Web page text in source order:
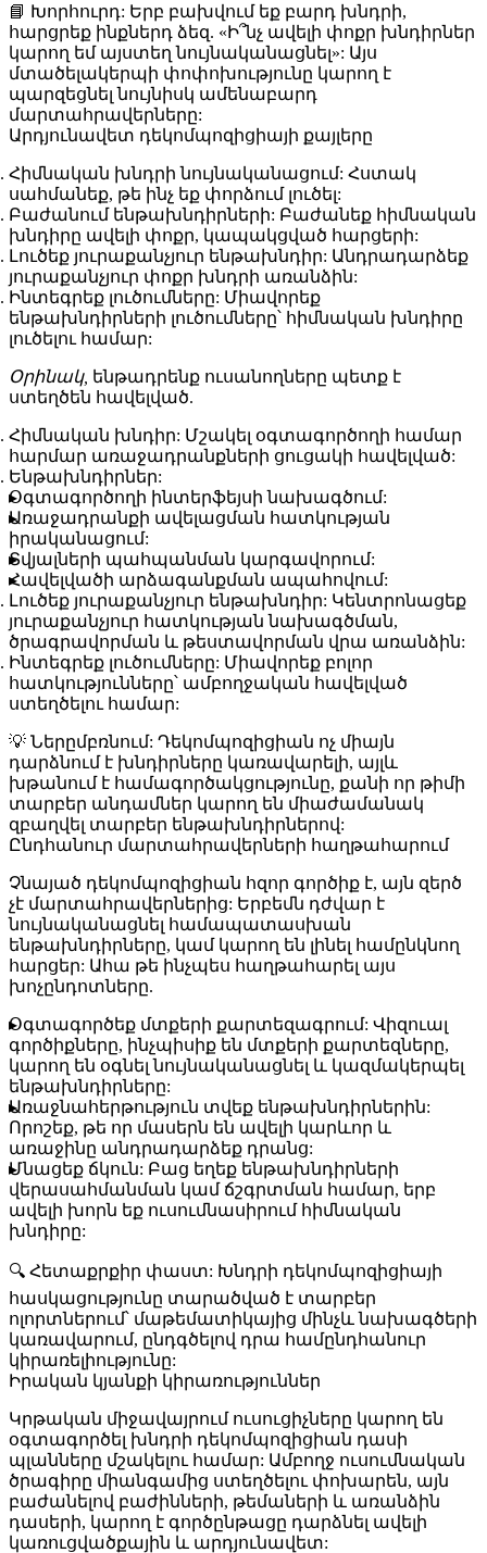
📘 Խորհուրդ: Երբ բախվում եք բարդ խնդրի,
հարցրեք ինքներդ ձեզ. «Ի՞նչ ավելի փոքր խնդիրներ
կարող եմ այստեղ նույնականացնել»: Այս
մտածելակերպի փոփոխությունը կարող է
պարզեցնել նույնիսկ ամենաբարդ
մարտահրավերները:
Արդյունավետ դեկոմպոզիցիայի քայլերը
Հիմնական խնդրի նույնականացում: Հստակ
սահմանեք, թե ինչ եք փորձում լուծել:
Բաժանում ենթախնդիրների: Բաժանեք հիմնական
խնդիրը ավելի փոքր, կապակցված հարցերի:
Լուծեք յուրաքանչյուր ենթախնդիր: Անդրադարձեք
յուրաքանչյուր փոքր խնդրի առանձին:
Ինտեգրեք լուծումները: Միավորեք
ենթախնդիրների լուծումները՝ հիմնական խնդիրը
լուծելու համար:
Օրինակ, ենթադրենք ուսանողները պետք է
ստեղծեն հավելված.
Հիմնական խնդիր: Մշակել օգտագործողի համար
հարմար առաջադրանքների ցուցակի հավելված:
Ենթախնդիրներ:
Օգտագործողի ինտերֆեյսի նախագծում:
Առաջադրանքի ավելացման հատկության
իրականացում:
Տվյալների պահպանման կարգավորում:
Հավելվածի արձագանքման ապահովում:
Լուծեք յուրաքանչյուր ենթախնդիր: Կենտրոնացեք
յուրաքանչյուր հատկության նախագծման,
ծրագրավորման և թեստավորման վրա առանձին:
Ինտեգրեք լուծումները: Միավորեք բոլոր
հատկությունները՝ ամբողջական հավելված
ստեղծելու համար:
💡 Ներըմբռնում: Դեկոմպոզիցիան ոչ միայն
դարձնում է խնդիրները կառավարելի, այլև
խթանում է համագործակցությունը, քանի որ թիմի
տարբեր անդամներ կարող են միաժամանակ
զբաղվել տարբեր ենթախնդիրներով:
Ընդհանուր մարտահրավերների հաղթահարում
Չնայած դեկոմպոզիցիան հզոր գործիք է, այն զերծ
չէ մարտահրավերներից: Երբեմն դժվար է
նույնականացնել համապատասխան
ենթախնդիրները, կամ կարող են լինել համընկնող
հարցեր: Ահա թե ինչպես հաղթահարել այս
խոչընդոտները.
Օգտագործեք մտքերի քարտեզագրում: Վիզուալ
գործիքները, ինչպիսիք են մտքերի քարտեզները,
կարող են օգնել նույնականացնել և կազմակերպել
ենթախնդիրները:
Առաջնահերթություն տվեք ենթախնդիրներին:
Որոշեք, թե որ մասերն են ավելի կարևոր և
առաջինը անդրադարձեք դրանց:
Մնացեք ճկուն: Բաց եղեք ենթախնդիրների
վերասահմանման կամ ճշգրտման համար, երբ
ավելի խորն եք ուսումնասիրում հիմնական
խնդիրը:
🔍 Հետաքրքիր փաստ: Խնդրի դեկոմպոզիցիայի
հասկացությունը տարածված է տարբեր
ոլորտներում՝ մաթեմատիկայից մինչև նախագծերի
կառավարում, ընդգծելով դրա համընդհանուր
կիրառելիությունը:
Իրական կյանքի կիրառություններ
Կրթական միջավայրում ուսուցիչները կարող են
օգտագործել խնդրի դեկոմպոզիցիան դասի
պլանները մշակելու համար: Ամբողջ ուսումնական
ծրագիրը միանգամից ստեղծելու փոխարեն, այն
բաժանելով բաժինների, թեմաների և առանձին
դասերի, կարող է գործընթացը դարձնել ավելի
կառուցվածքային և արդյունավետ: